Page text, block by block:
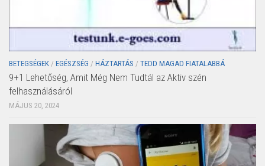
BETEGSÉGEK / EGÉSZSÉG / HÁZTARTÁS / TEDD MAGAD FIATALABBÁ
9+1 Lehetőség, Amit Még Nem Tudtál az Aktiv szén
felhasználásáról
MÁJUS 20, 2024